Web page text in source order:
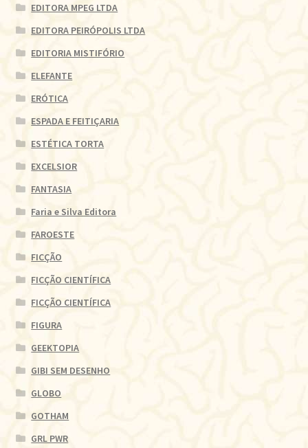
EDITORA MPEG LTDA
EDITORA PEIRÓPOLIS LTDA
EDITORIA MISTIFÓRIO
ELEFANTE
ERÓTICA
ESPADA E FEITIÇARIA
ESTÉTICA TORTA
EXCELSIOR
FANTASIA
Faria e Silva Editora
FAROESTE
FICÇÃO
FICÇÃO CIENTÍFICA
FICÇÃO CIENTÍFICA
FIGURA
GEEKTOPIA
GIBI SEM DESENHO
GLOBO
GOTHAM
GRL PWR